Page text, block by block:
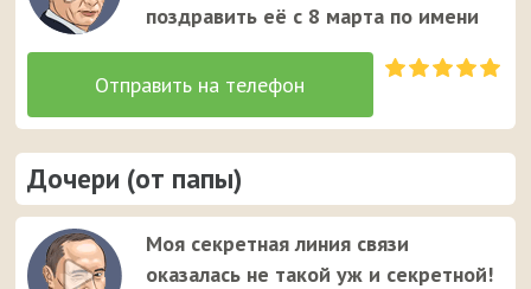
поздравить её с 8 марта по имени
Дочери (от папы)
Моя секретная линия связи
оказалась не такой уж и секретной!